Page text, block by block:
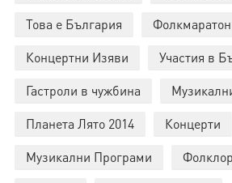
Това е България
Фолкмаратон
Концертни Изяви
Участия в
Гастроли в чужбина
Планета Лято 2014
Концерти
Музикални Програми